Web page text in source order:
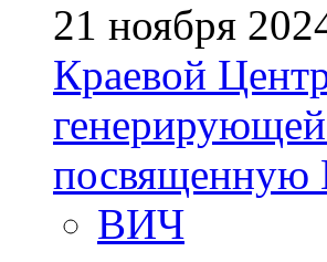
21 ноября
Краевой
ВИЧ